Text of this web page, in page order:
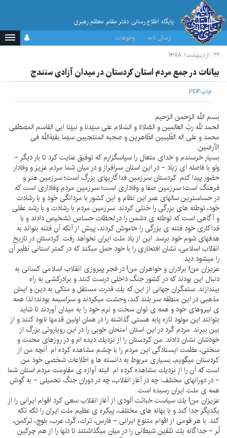
پایگاه اطلاع رسانی دفتر مقام معظم رهبری
ارسال نامه
وجوهات
۲۲ /اردیبهشت/ ۱۳۸۸
بيانات در جمع مردم استان كردستان در ميدان آزادى سنندج
چاپPDF
بسم اللَّه الرّحمن الرّحيم
الحمد للَّه ربّ العالمين و الصّلاة و السّلام على سيّدنا و نبيّنا ابى القاسم المصطفى
محمد و على اله الطّيبين الطّاهرين و صحبه المنتجبين سيّما بقيّةاللَّه فى
الأرضين.
بسيار خرسندم و خداى متعال را سپاسگزارم كه توفيق عنايت كرد تا بار ديگر -
ولو با فاصله اى زياد - در اين استان سرافراز و در ميان شما مردم عزيز و وفادار
حضور پيدا كنم. كردستان سرزمين فداگاريهاى بزرگ است؛ سرزمين هنر و
فرهنگ است؛ سرزمين صفا و وفادارى است؛ سرزمين مردمِ وفادارى است كه
در حساسترين سالهاى عمر اين نظام و اين كشور با مردانگى خود و با رشادت
خود، توطئه هاى بزرگى را خنثى كردند. سرزمين مردم با رشادت و با رشد عقلى
و آگاهى است كه توطئه ى دشمن را در لحظات حساس تشخيص دادند و با
فداكارى خود فتنه ى بزرگى را خاموش كردند، پيش از آنكه آن فتنه بتواند به
هدفهاى شوم خود برسد. اين از ياد ملت ايران نخواهد رفت. كردستان در تاريخ
انقلاب اسلامى، نشان افتخارى را با خود حمل ميكند كه در كمتر استانى نظير آن
را ميشود ديد.
عزيزان من! برادران و خواهران من! در فجر پيروزى انقلاب اسلامى كسانى به
دنبال اين بودند كه در كشور جنگ داخلى درست كنند و برادركشى به راه
بيندازند. ستمگران جهانى از اين كه يك قدرت مستقل و متكى به دين و ايمان
مذهبى در اين منطقه سر بلند كند، وحشت ميكردند و سراسيمه بودند؛ لذا همه
ى نيروهاى خود و همه ى توان سخت و نرم خود را به ميدان آوردند تا شايد
بتوانند اين مولود تازه پابه هستى گذاشته را در همان اولين قدمها نابود كنند و از
بين ببرند. مردم كُرد در اين استان امتحان خوبى را در اين روياروئى بزرگ از
خودشان نشان دادند. من كردستان را از نزديك ديده ام و در روزهاى محنت و
سختى، عظمت ايستادگى اين مردم را با چشم مشاهده كرده ام. آنچه من از
كردستان ميگويم، بسيارى مربوط به دانسته ها و اطلاعات شخصى خود من
است كه آن را از نزديك مشاهده كرده ام. البته آوازه ى مقاومت مردم استان شما
- در دورانهاى مختلف: چه در آغاز انقلاب، چه در دوران جنگ تحميلى - به گوش
همه ى ملت ايران رسيده است.
عزيزان من! يك سياست خباثت آلودى از آغاز انقلاب سعى كرد اقوام ايرانى را از
يكديگر جدا كند و با بهانه هاى مختلف، پيكره ى عظيم ملت ايران را تكه تكه
كند. با هر قومى از اقوام متنوع ايرانى - فارس، ترك، كُرد، عرب، بلوچ، تركمن،
لُر - جداگانه يك تلقين شيطانى را در ميان ميگذاشتند تا دلها را از هم چركين